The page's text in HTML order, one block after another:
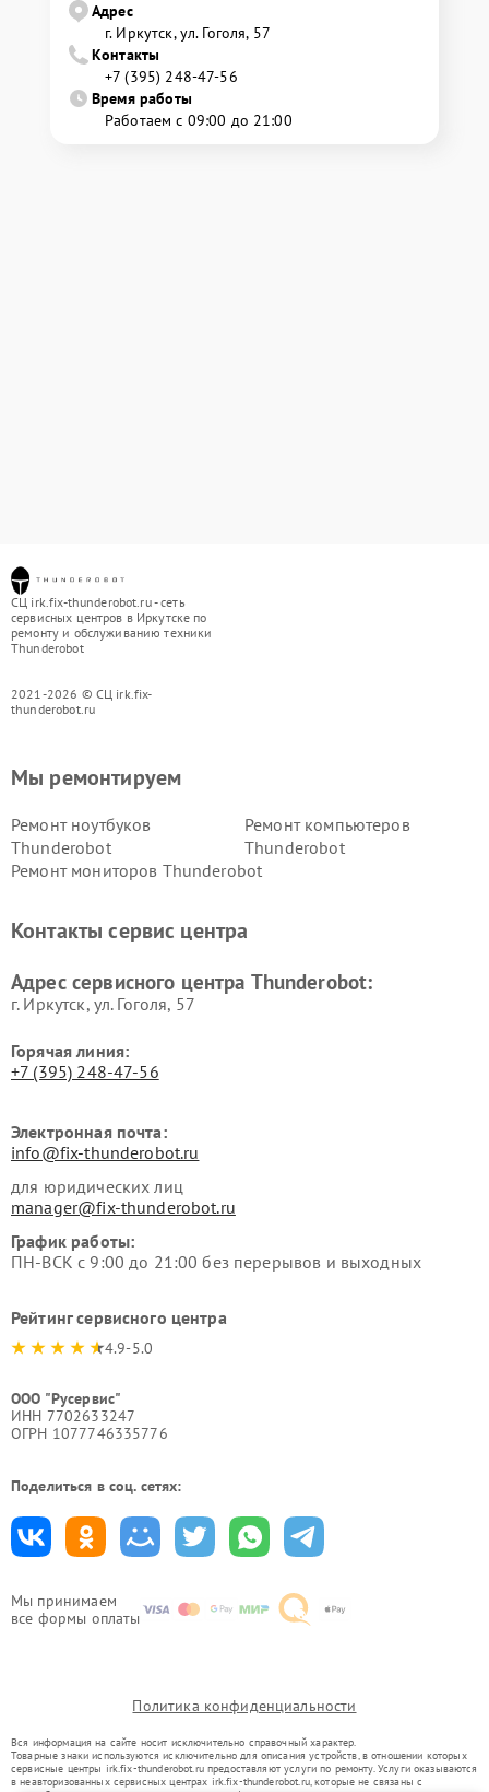
Адрес
г. Иркутск, ул. ​Гоголя, 57
Контакты
+7 (395) 248-47-56
Время работы
Работаем с 09:00 до 21:00
СЦ irk.fix-thunderobot.ru - сеть
сервисных центров в Иркутске по
ремонту и обслуживанию техники
Thunderobot
2021-2026 © СЦ irk.fix-
thunderobot.ru
Мы принимаем
все формы оплаты
Мы ремонтируем
Ремонт ноутбуков
Thunderobot
Ремонт компьютеров
Thunderobot
Ремонт мониторов Thunderobot
Контакты сервис центра
Адрес сервисного центра Thunderobot:
г. Иркутск, ул. ​Гоголя, 57
Горячая линия:
+7 (395) 248-47-56
Электронная почта:
info@fix-thunderobot.ru
для юридических лиц
manager@fix-thunderobot.ru
График работы:
ПН-ВСК с 9:00 до 21:00 без перерывов и выходных
Рейтинг сервисного центра
4.9-5.0
ООО "Русервис"
ИНН 7702633247
ОГРН 1077746335776
Поделиться в соц. сетях:
Политика конфиденциальности
Вся информация на сайте носит исключительно справочный характер.
Товарные знаки используются исключительно для описания устройств, в отношении которых
сервисные центры irk.fix-thunderobot.ru предоставляют услуги по ремонту. Услуги оказываются
в неавторизованных сервисных центрах irk.fix-thunderobot.ru, которые не связаны с